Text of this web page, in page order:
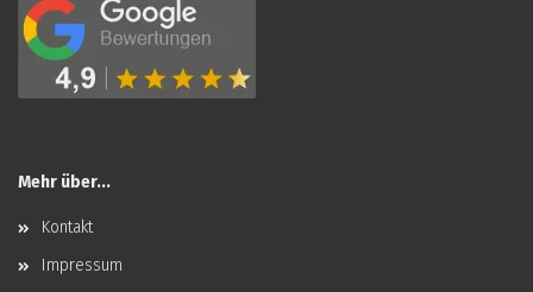
Mehr über...
Kontakt
Impressum